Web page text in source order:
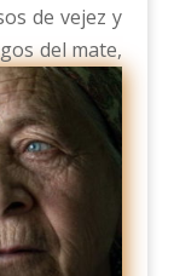
de vejez y
del mate,